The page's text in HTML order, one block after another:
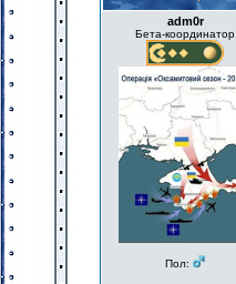
adm0r
Бета-координатор
Пол: